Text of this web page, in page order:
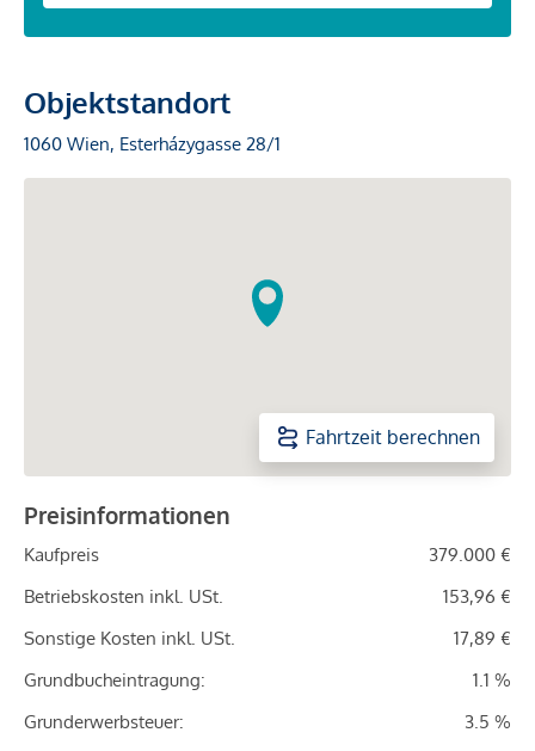
Objektstandort
1060 Wien, Esterházygasse 28/1
Fahrtzeit berechnen
Preisinformationen
Kaufpreis
379.000 €
Betriebskosten inkl. USt.
153,96 €
Sonstige Kosten inkl. USt.
17,89 €
Grundbucheintragung:
1.1 %
Grunderwerbsteuer:
3.5 %